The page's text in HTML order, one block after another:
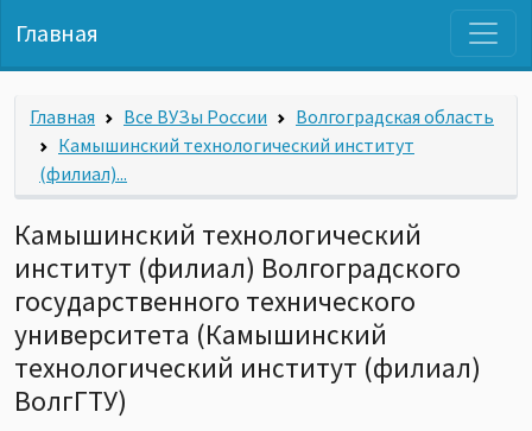
Главная
Главная Все ВУЗы России
Волгоградская область
Камышинский технологический институт
(филиал)...
Камышинский технологический
институт (филиал) Волгоградского
государственного технического
университета (Камышинский
технологический институт (филиал)
ВолгГТУ)